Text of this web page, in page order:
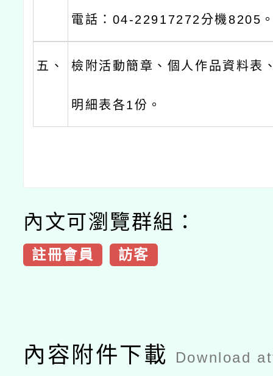
電話：04-22917272分機8205
五、 檢附活動簡章、個人作品資料表
明細表各1份。
內文可瀏覽群組：
註冊會員 訪客
內容附件下載 Download